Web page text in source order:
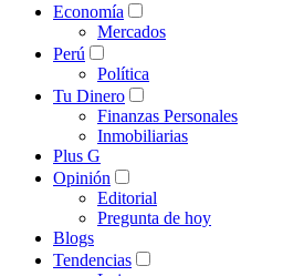
Economía
Mercados
Perú
Política
Tu Dinero
Finanzas Personales
Inmobiliarias
Plus G
Opinión
Editorial
Pregunta de hoy
Blogs
Tendencias